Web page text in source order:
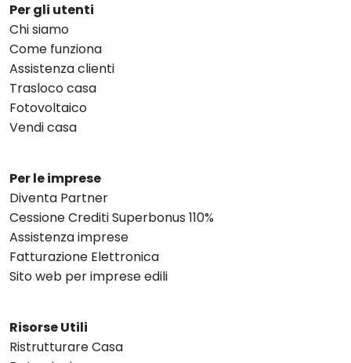
Per gli utenti
Chi siamo
Come funziona
Assistenza clienti
Trasloco casa
Fotovoltaico
Vendi casa
Per le imprese
Diventa Partner
Cessione Crediti Superbonus 110%
Assistenza imprese
Fatturazione Elettronica
Sito web per imprese edili
Risorse Utili
Ristrutturare Casa